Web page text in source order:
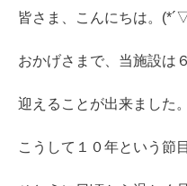
皆さま、こんにちは。
おかげさまで、当施設は
迎えることが出来ました。
こうして１０年という節